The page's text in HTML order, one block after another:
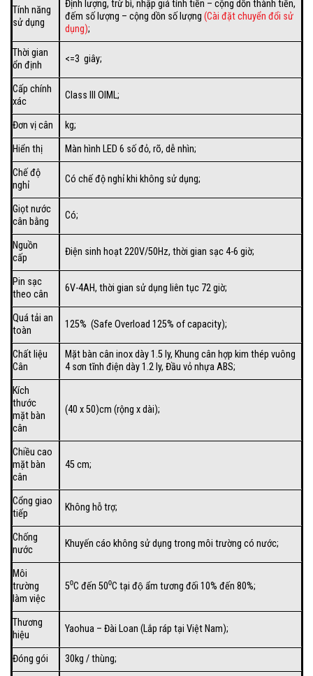
Tính năng
sử dụng
Định lượng, trừ bì, nhập giá tính tiền – cộng dồn thành tiền,
đếm số lượng – cộng dồn số lượng(Cài đặt chuyển đổi sử
dụng);
Thời gian
ổn định
<=3 giây;
Cấp chính
xác
Class III OIML;
Đơn vị cân
kg;
Hiển thị
Màn hình LED 6 số đỏ, rõ, dễ nhìn;
Chế độ
nghỉ
Có chế độ nghỉ khi không sử dụng;
Giọt nước
cân bằng
Có;
Nguồn
cấp
Điện sinh hoạt 220V/50Hz, thời gian sạc 4-6 giờ;
Pin sạc
theo cân
6V-4AH, thời gian sử dụng liên tục 72 giờ;
Quá tải an
toàn
125% (Safe Overload 125% of capacity);
Chất liệu
Cân
Mặt bàn cân inox dày 1.5 ly, Khung cân hợp kim thép vuông
4 sơn tĩnh điện dày 1.2 ly, Đầu vỏ nhựa ABS;
Kích
thước
mặt bàn
cân
(40 x 50)cm (rộng x dài);
Chiều cao
mặt bàn
cân
45 cm;
Cổng giao
tiếp
Không hỗ trợ;
Chống
nước
Khuyến cáo không sử dụng trong môi trường có nước;
Môi
trường
làm việc
5⁰C đến 50⁰C tại độ ẩm tương đối 10% đến 80%;
Thương
hiệu
Yaohua – Đài Loan (Lắp ráp tại Việt Nam);
Đóng gói
30kg / thùng;